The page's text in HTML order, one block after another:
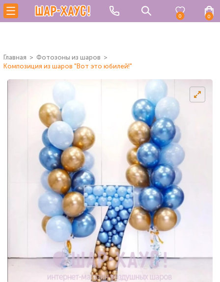
0 0
Главная
Фотозоны из шаров
Композиция из шаров "Вот это юбилей!"